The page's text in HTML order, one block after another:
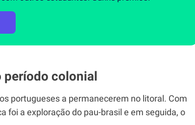
período colonial
portugueses a permanecerem no litoral. Com
foi a exploração do pau-brasil e em seguida, o